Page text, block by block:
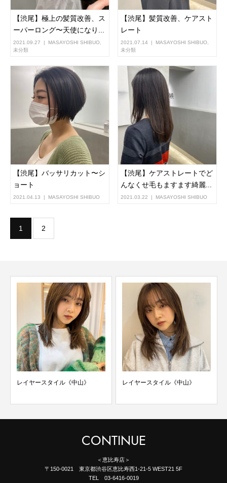
【渋尾】極上の髪質改善、ス
ーパーロング〜天使になり...
2021.09.27 MASAYOSHI SHIBUO
未分類
【渋尾】髪質改善、ケアスト
レート
2021.07.14 MASAYOSHI SHIBUO
未分類
【渋尾】バッサリカット〜シ
ョート
2021.04.13 MASAYOSHI SHIBUO
【渋尾】ケアストレートでど
んなくせ毛もますます綺麗...
2021.03.22 MASAYOSHI SHIBUO
1 2
レイヤースタイル《中山》 レイヤースタイル《中山》
CONTINUE
＜恵比寿店＞
〒150-0021 東京都渋谷区恵比寿西1-21-5 WEST21 5F
TEL 03-6416-0019